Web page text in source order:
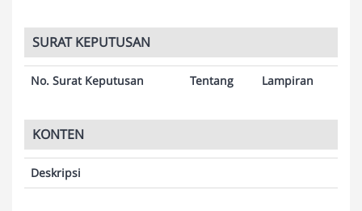
SURAT KEPUTUSAN
No. Surat Keputusan Tentang Lampiran
KONTEN
Deskripsi